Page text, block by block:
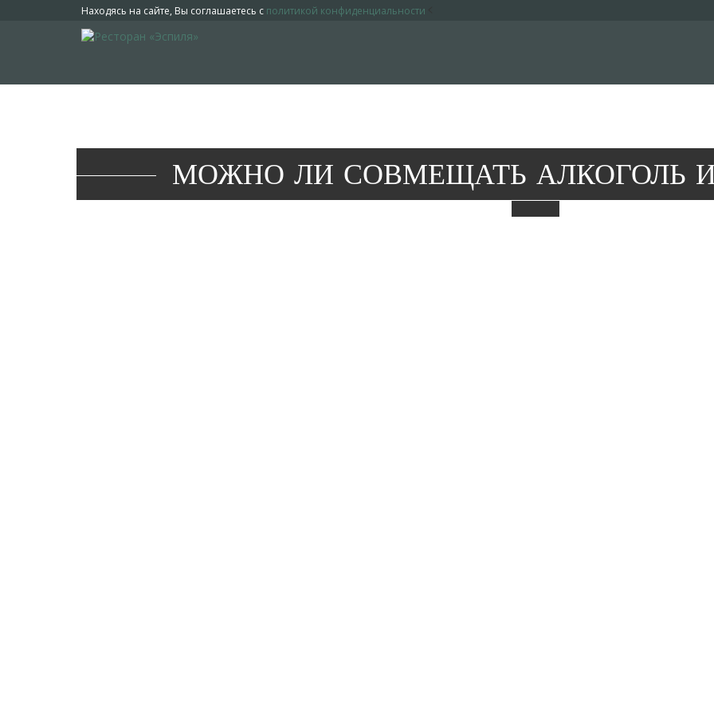
Находясь на сайте, Вы соглашаетесь с политикой конфиденциальности
МОЖНО ЛИ СОВМЕЩАТЬ АЛКОГОЛЬ